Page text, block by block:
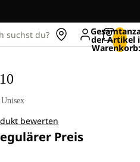
suchst du? der Artikel
bewerten
Preis